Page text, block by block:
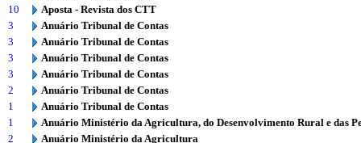
10
Aposta - Revista dos CTT
3
Anuário Tribunal de Contas
3
Anuário Tribunal de Contas
3
Anuário Tribunal de Contas
3
Anuário Tribunal de Contas
2
Anuário Tribunal de Contas
1
Anuário Tribunal de Contas
1
Anuário Ministério da Agricultura, do Desenvolvimento Rural e das
2
Anuário Ministério da Agricultura